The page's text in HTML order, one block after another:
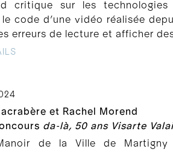
critique sur les
code d’une vidéo réalisée
erreurs de lecture et afficher
et Rachel Morend
da-là, 50 ans Visarte
de la Ville de